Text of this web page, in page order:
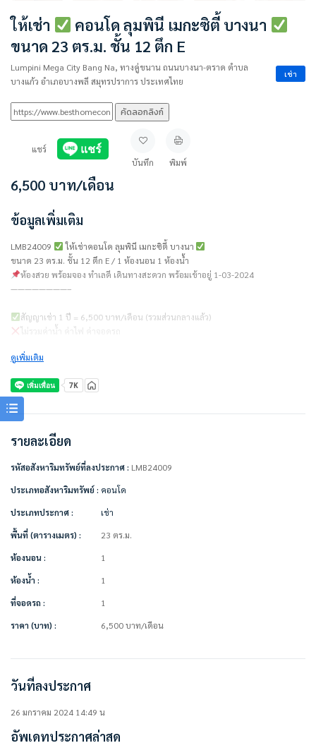
ให้เช่า
คอนโด ลุมพินี เมกะซิตี้ บางนา
ขนาด 23 ตร.ม. ชั้น 12 ตึก E
Lumpini Mega City Bang Na, ทางคู่ขนาน ถนนบางนา-ตราด ตำบล
บางแก้ว อำเภอบางพลี สมุทรปราการ ประเทศไทย
เช่า
คัดลอกลิงก์
แชร์
บันทึก
พิมพ์
6,500 บาท/เดือน
ข้อมูลเพิ่มเติม
LMB24009
ให้เช่าคอนโด ลุมพินี เมกะซิตี้ บางนา
ขนาด 23 ตร.ม. ชั้น 12 ตึก E / 1 ห้องนอน 1 ห้องน้ำ
ห้องสวย พร้อมจอง ทำเลดี เดินทางสะดวก พร้อมเข้าอยู่ 1-03-2024
————————–
สัญญาเช่า 1 ปี = 6,500 บาท/เดือน (รวมส่วนกลางแล้ว)
ไม่รวมค่าน้ำ ค่าไฟ ค่าจอดรถ
ชำระเงินก่อนเข้าอยู่
– ค่าประกัน 2 เดือน = 13,000 บาท
– รวมเป็นเงิน 19,500 บาท
เครื่องใช้ไฟฟ้า/ตกแต่งเฟอร์นิเจอร์พร้อมอยู่
• แอร์ 2 เครื่อง
• ทีวี
• เครื่องซักผ้า
• เครื่องทำน้ำอุ่น
• เตียง + ที่นอน
• ตู้เสื้อผ้า
• ผ้าม่าน
• โซฟา
• โต๊ะวางทีวี
• เคาน์เตอร์ครัว
• สระว่ายน้ำ
• ระบบรักษาความปลอดภัยตลอด 24 ชม.
• ที่จอดรถ
ดูเพิ่มเติม
รายละเอียด
รหัสอสังหาริมทรัพย์ที่ลงประกาศ : LMB24009
ประเภทอสังหาริมทรัพย์ : คอนโด
ประเภทประกาศ :
เช่า
พื้นที่ (ตารางเมตร) :
23 ตร.ม.
ห้องนอน :
1
ห้องน้ำ :
1
ที่จอดรถ :
1
ราคา (บาท) :
6,500บาท/เดือน
วันที่ลงประกาศ
26 มกราคม 2024 14:49 น
อัพเดทประกาศล่าสุด